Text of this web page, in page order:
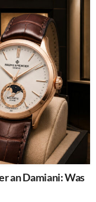
an Damiani: Was